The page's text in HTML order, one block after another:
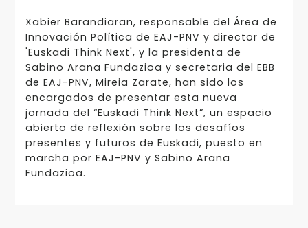
Xabier Barandiaran, responsable del Área de
Innovación Política de EAJ-PNV y director de
'Euskadi Think Next', y la presidenta de
Sabino Arana Fundazioa y secretaria del EBB
de EAJ-PNV, Mireia Zarate, han sido los
encargados de presentar esta nueva
jornada del “Euskadi Think Next”, un espacio
abierto de reflexión sobre los desafíos
presentes y futuros de Euskadi, puesto en
marcha por EAJ-PNV y Sabino Arana
Fundazioa.